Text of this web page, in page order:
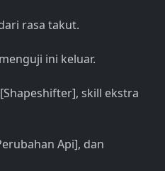
rasa takut.
ini keluar.
skill ekstra
Api], dan